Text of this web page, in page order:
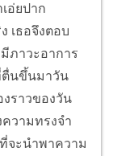
อ่ยปาก
เธอจึงตอบ
ภาวะอาการ
ตื่นขึ้นมาวัน
งราวของวัน
ความทรงจำ
จะนำพาความ